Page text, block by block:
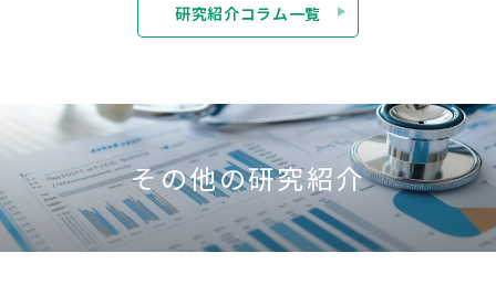
研究紹介コラム一覧
その他の研究紹介